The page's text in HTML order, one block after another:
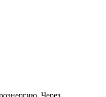
Через